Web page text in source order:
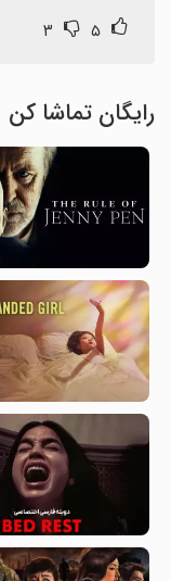
۵ ۳
رایگان تماشا کن